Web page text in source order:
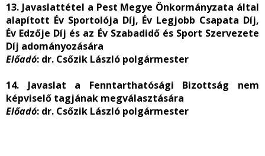
13. Javaslattétel a Pest Megye Önkormányzata által
alapított Év Sportolója Díj, Év Legjobb Csapata Díj,
Év Edzője Díj és az Év Szabadidő és Sport Szervezete
Díj adományozására
Előadó: dr. Csőzik László polgármester
14. Javaslat a Fenntarthatósági Bizottság nem
képviselő tagjának megválasztására
Előadó: dr. Csőzik László polgármester